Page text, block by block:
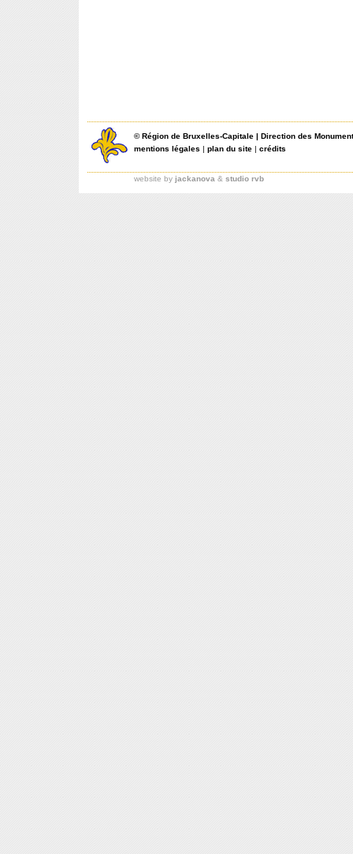
©Région de Bruxelles-Capitale | Direction des
mentions légales | plan du site | crédits
website by jackanova & studio rvb